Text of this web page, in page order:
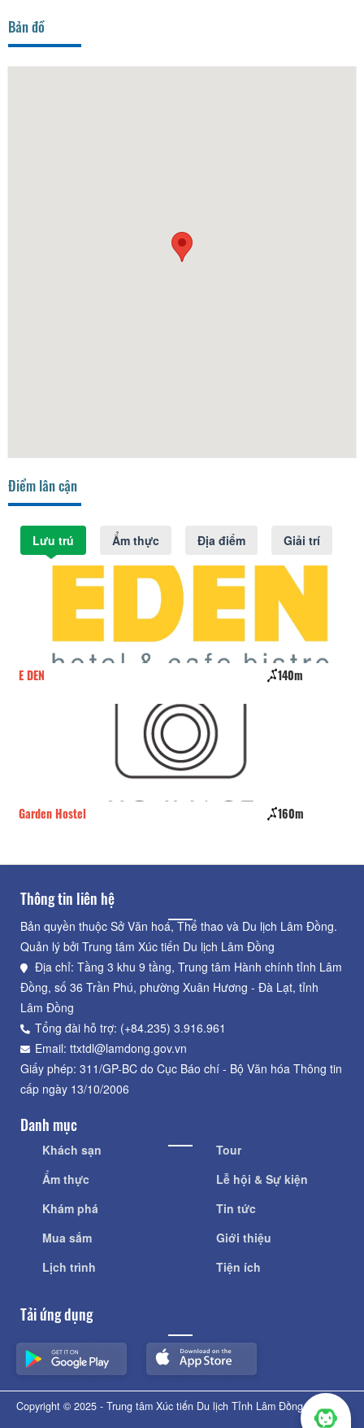
Bản đồ
Điểm lân cận
Lưu trú Ẩm thực Địa điểm Giải trí
E DEN 140m
Garden Hostel 160m
Thông tin liên hệ
Bản quyền thuộc Sở Văn hoá, Thể thao và Du lịch Lâm Đồng.
Quản lý bởi Trung tâm Xúc tiến Du lịch Lâm Đồng
Địa chỉ: Tầng 3 khu 9 tầng, Trung tâm Hành chính tỉnh Lâm
Đồng, số 36 Trần Phú, phường Xuân Hương - Đà Lạt, tỉnh
Lâm Đồng
Tổng đài hỗ trợ: (+84.235) 3.916.961
Email: ttxtdl@lamdong.gov.vn
Giấy phép: 311/GP-BC do Cục Báo chí - Bộ Văn hóa Thông tin
cấp ngày 13/10/2006
Danh mục
Khách sạn
Ẩm thực
Khám phá
Mua sắm
Lịch trình
Tour
Lễ hội & Sự kiện
Tin tức
Giới thiệu
Tiện ích
Tải ứng dụng
Copyright © 2025 - Trung tâm Xúc tiến Du lịch Tỉnh Lâm Đồng